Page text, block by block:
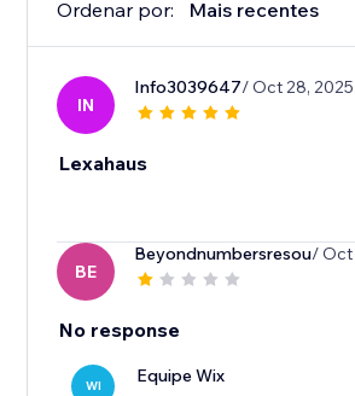
Ordenar por: Mais recentes
IN
Info3039647/ Oct 28, 2025
Lexahaus
BE
Beyondnumbersresou/ Oct
No response
WI Equipe Wix